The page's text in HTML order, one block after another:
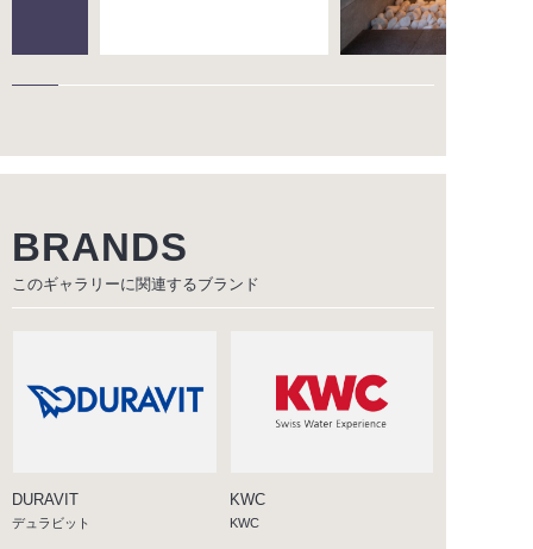
BRANDS
このギャラリーに関連するブランド
DURAVIT
デュラビット
KWC
KWC